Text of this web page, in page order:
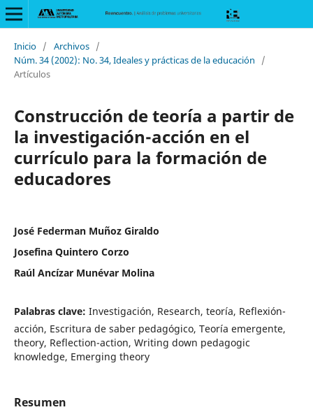
Inicio / Archivos /
Núm. 34 (2002): No. 34, Ideales y prácticas de la educación
/
Artículos
Construcción de teoría a partir de
la investigación-acción en el
currículo para la formación de
educadores
José Federman Muñoz Giraldo
Josefina Quintero Corzo
Raúl Ancízar Munévar Molina
Palabras clave: Investigación, Research, teoría, Reflexión-
acción, Escritura de saber pedagógico, Teoría emergente,
theory, Reflection-action, Writing down pedagogic
knowledge, Emerging theory
Resumen